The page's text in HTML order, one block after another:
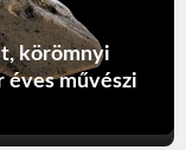
körömnyi
éves művészi